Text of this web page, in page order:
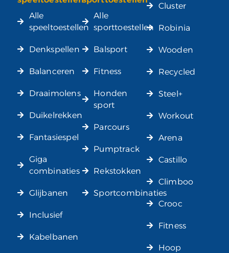
Alle
speeltoestellen
Denkspellen
Balanceren
Draaimolens
Duikelrekken
Fantasiespel
Giga
combinaties
Glijbanen
Inclusief
Kabelbanen
Alle
sporttoestellen
Balsport
Fitness
Honden
sport
Parcours
Pumptrack
Rekstokken
Sportcombinaties
Cluster
Robinia
Wooden
Recycled
Steel+
Workout
Arena
Castillo
Climboo
Crooc
Fitness
Hoop